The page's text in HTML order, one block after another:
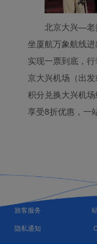
北京大兴—老
坐厦航万象航线
实现一票到底，
京大兴机场（出
积分兑换大兴机
享受8折优惠，一
旅客服务
隐私通知